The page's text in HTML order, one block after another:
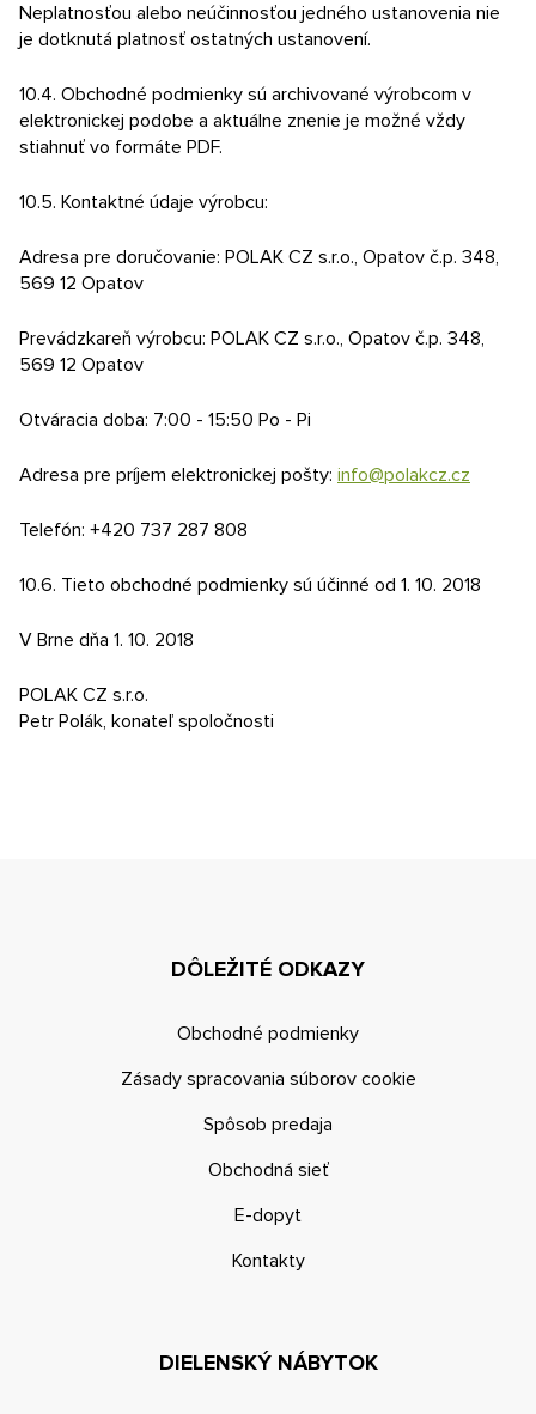
Neplatnosťou alebo neúčinnosťou jedného ustanovenia nie
je dotknutá platnosť ostatných ustanovení.
10.4. Obchodné podmienky sú archivované výrobcom v
elektronickej podobe a aktuálne znenie je možné vždy
stiahnuť vo formáte PDF.
10.5. Kontaktné údaje výrobcu:
Adresa pre doručovanie: POLAK CZ s.r.o., Opatov č.p. 348,
569 12 Opatov
Prevádzkareň výrobcu: POLAK CZ s.r.o., Opatov č.p. 348,
569 12 Opatov
Otváracia doba: 7:00 - 15:50 Po - Pi
Adresa pre príjem elektronickej pošty: info@polakcz.cz
Telefón: +420 737 287 808
10.6. Tieto obchodné podmienky sú účinné od 1. 10. 2018
V Brne dňa 1. 10. 2018
POLAK CZ s.r.o.
Petr Polák, konateľ spoločnosti
DÔLEŽITÉ ODKAZY
Obchodné podmienky
Zásady spracovania súborov cookie
Spôsob predaja
Obchodná sieť
E-dopyt
Kontakty
DIELENSKÝ NÁBYTOK